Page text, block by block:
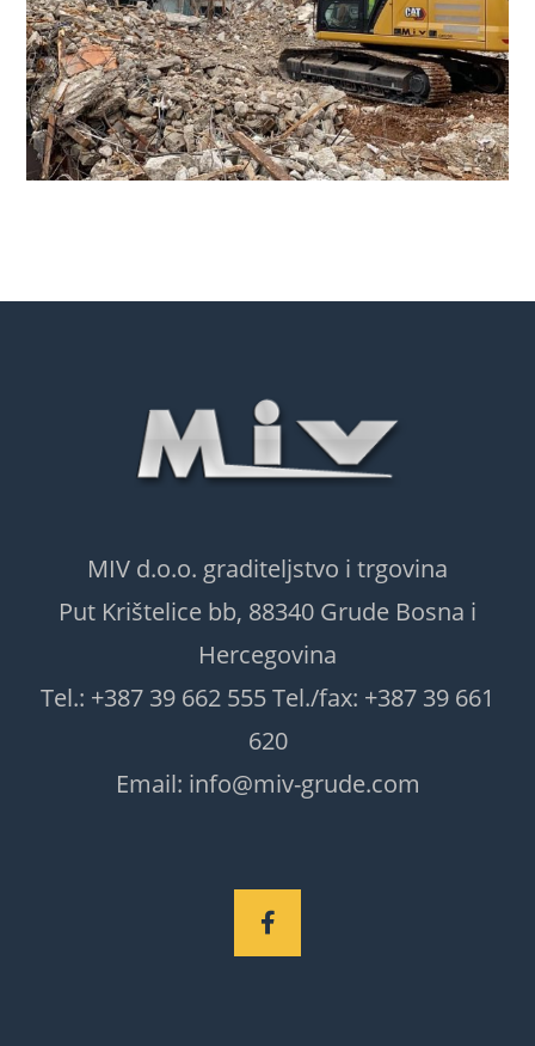
MIV d.o.o. graditeljstvo i trgovina
Put Krištelice bb, 88340 Grude Bosna i
Hercegovina
Tel.: +387 39 662 555 Tel./fax: +387 39 661
620
Email: info@miv-grude.com